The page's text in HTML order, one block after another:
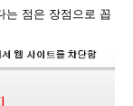
는 점은 장점으로 꼽